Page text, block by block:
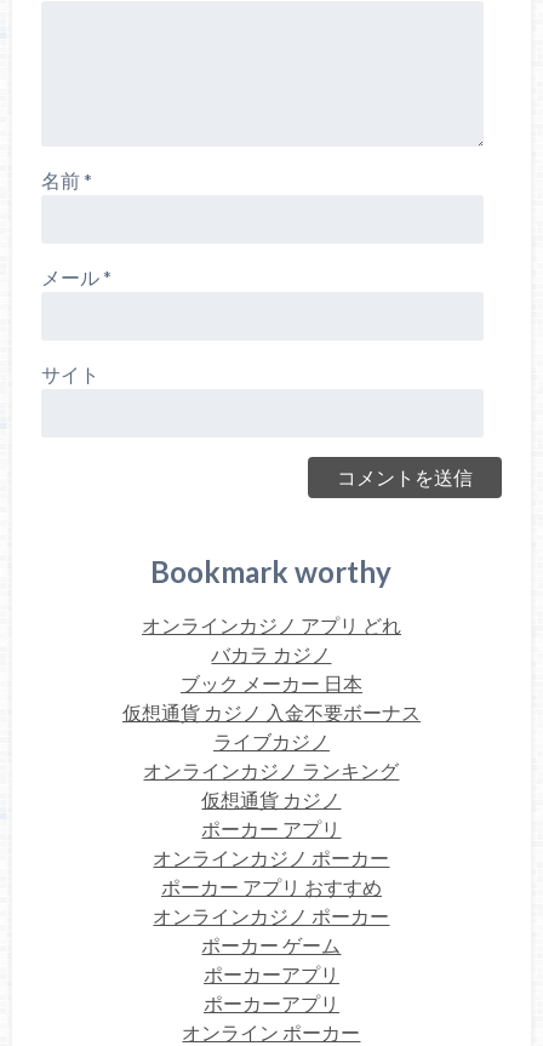
名前*
メール*
サイト
Bookmark worthy
オンラインカジノ アプリ どれ
バカラ カジノ
ブック メーカー 日本
仮想通貨 カジノ 入金不要ボーナス
ライブカジノ
オンラインカジノ ランキング
仮想通貨 カジノ
ポーカー アプリ
オンラインカジノ ポーカー
ポーカー アプリ おすすめ
オンラインカジノ ポーカー
ポーカー ゲーム
ポーカーアプリ
ポーカーアプリ
オンライン ポーカー